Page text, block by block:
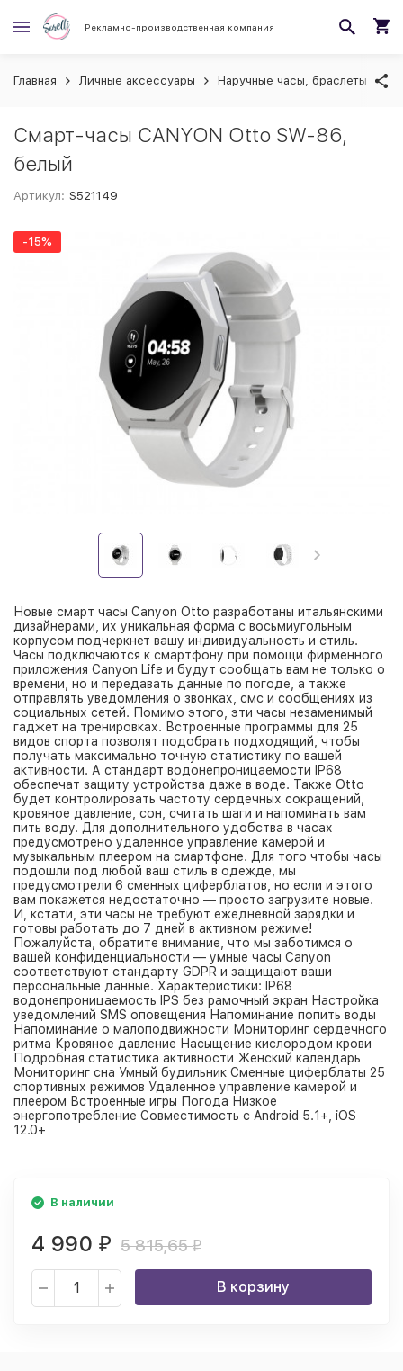
Рекламно-производственная компания
Главная Личные аксессуары Наручные часы, браслеты
Смарт-часы CANYON Otto SW-86,
белый
Артикул: S521149
-15%
Новые смарт часы Canyon Otto разработаны итальянскими
дизайнерами, их уникальная форма с восьмиугольным
корпусом подчеркнет вашу индивидуальность и стиль.
Часы подключаются к смартфону при помощи фирменного
приложения Canyon Life и будут сообщать вам не только о
времени, но и передавать данные по погоде, а также
отправлять уведомления о звонках, смс и сообщениях из
социальных сетей. Помимо этого, эти часы незаменимый
гаджет на тренировках. Встроенные программы для 25
видов спорта позволят подобрать подходящий, чтобы
получать максимально точную статистику по вашей
активности. А стандарт водонепроницаемости IP68
обеспечат защиту устройства даже в воде. Также Otto
будет контролировать частоту сердечных сокращений,
кровяное давление, сон, считать шаги и напоминать вам
пить воду. Для дополнительного удобства в часах
предусмотрено удаленное управление камерой и
музыкальным плеером на смартфоне. Для того чтобы часы
подошли под любой ваш стиль в одежде, мы
предусмотрели 6 сменных циферблатов, но если и этого
вам покажется недостаточно — просто загрузите новые.
И, кстати, эти часы не требуют ежедневной зарядки и
готовы работать до 7 дней в активном режиме!
Пожалуйста, обратите внимание, что мы заботимся о
вашей конфиденциальности — умные часы Canyon
соответствуют стандарту GDPR и защищают ваши
персональные данные. Характеристики: IP68
водонепроницаемость IPS без рамочный экран Настройка
уведомлений SMS оповещения Напоминание попить воды
Напоминание о малоподвижности Мониторинг сердечного
ритма Кровяное давление Насыщение кислородом крови
Подробная статистика активности Женский календарь
Мониторинг сна Умный будильник Сменные циферблаты 25
спортивных режимов Удаленное управление камерой и
плеером Встроенные игры Погода Низкое
энергопотребление Совместимость с Android 5.1+, iOS
12.0+
В наличии
4 990 ₽ 5 815,65₽
В корзину